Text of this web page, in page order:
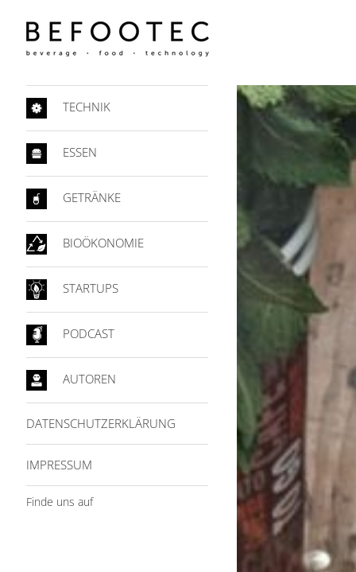
TECHNIK
ESSEN
GETRÄNKE
BIOÖKONOMIE
STARTUPS
PODCAST
AUTOREN
DATENSCHUTZERKLÄRUNG
IMPRESSUM
Finde uns auf